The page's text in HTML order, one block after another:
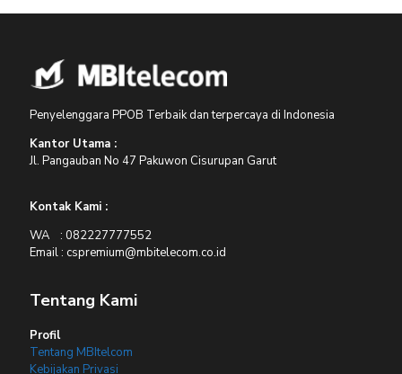
Penyelenggara PPOB Terbaik dan terpercaya di Indonesia
Kantor Utama :
Jl. Pangauban No 47 Pakuwon Cisurupan Garut
Kontak Kami :
WA : 082227777552
Email : cspremium@mbitelecom.co.id
Tentang Kami
Profil
Tentang MBItelcom
Kebijakan Privasi